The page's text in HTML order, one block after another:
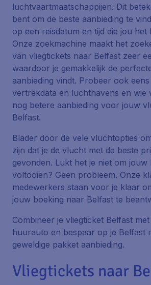
luchtvaartmaatschappijen. Dit
bent om de beste aanbieding te
op een reisdatum en tijd die jou het
Onze zoekmachine maakt het
van vliegtickets naar Belfast zeer
waardoor je gemakkelijk de
aanbieding vindt. Probeer ook
vertrekdata en luchthavens en wie
nog betere aanbieding voor jouw
Belfast.
Blader door de vele vluchtopties
zijn dat je de vlucht met de beste
gevonden. Lukt het je niet om jouw
voltooien? Geen probleem. Onze
medewerkers staan voor je klaar
jouw boeking naar Belfast te
Combineer je vliegticket Belfast
huurauto en bespaar op je Belfast
geweldige pakket aanbieding.
Vliegtickets naar